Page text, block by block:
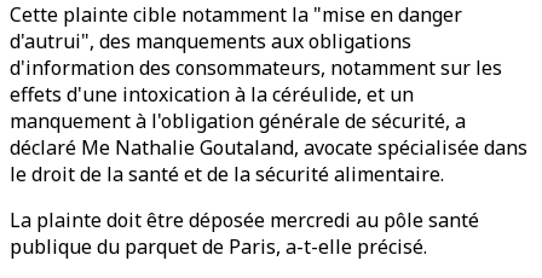
Cette plainte cible notamment la "mise en danger
d'autrui", des manquements aux obligations
d'information des consommateurs, notamment sur les
effets d'une intoxication à la céréulide, et un
manquement à l'obligation générale de sécurité, a
déclaré Me Nathalie Goutaland, avocate spécialisée dans
le droit de la santé et de la sécurité alimentaire.
La plainte doit être déposée mercredi au pôle santé
publique du parquet de Paris, a-t-elle précisé.